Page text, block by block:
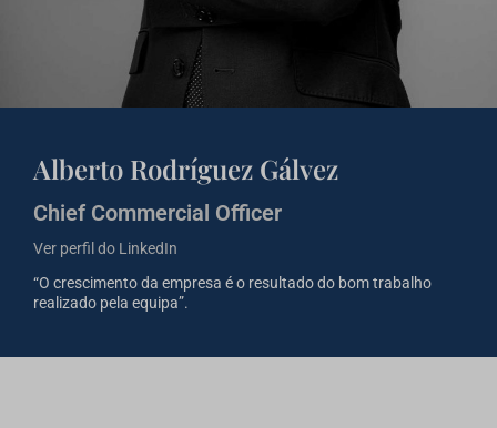
Alberto Rodríguez Gálvez
Chief Commercial Officer
Ver perfil do LinkedIn
“O crescimento da empresa é o resultado do bom trabalho
realizado pela equipa”.